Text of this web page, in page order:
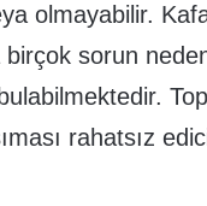
olmayabilir.
birçok sorun
rahatsız